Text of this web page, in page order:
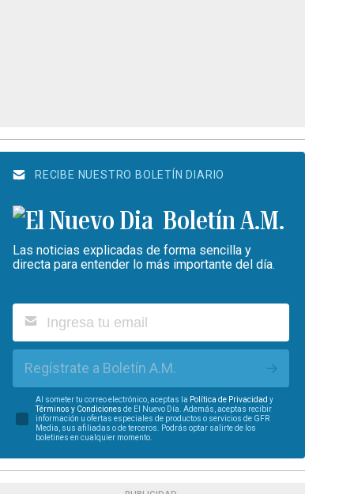
RECIBE NUESTRO BOLETÍN DIARIO
Boletín A.M.
Las noticias explicadas de forma sencilla y
directa para entender lo más importante del día.
Regístrate a Boletín A.M.
Al someter tu correo electrónico, aceptas la Política de Privacidad y
Términos y Condiciones de El Nuevo Día. Además, aceptas recibir
información u ofertas especiales de productos o servicios de GFR
Media, sus afiliadas o de terceros. Podrás optar salirte de los
boletines en cualquier momento.